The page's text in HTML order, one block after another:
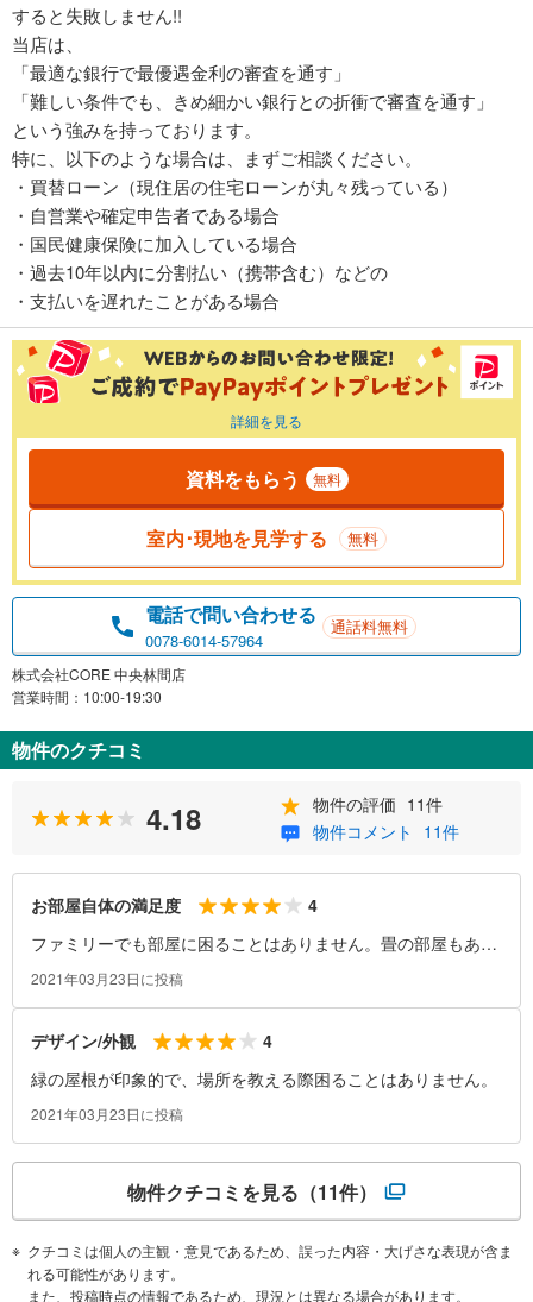
すると失敗しません!!
当店は、
「最適な銀行で最優遇金利の審査を通す」
「難しい条件でも、きめ細かい銀行との折衝で審査を通す」
という強みを持っております。
特に、以下のような場合は、まずご相談ください。
・買替ローン（現住居の住宅ローンが丸々残っている）
・自営業や確定申告者である場合
・国民健康保険に加入している場合
・過去10年以内に分割払い（携帯含む）などの
・支払いを遅れたことがある場合
詳細を見る
資料をもらう 無料
室内･現地を見学する 無料
電話で問い合わせる
0078-6014-57964
通話料無料
株式会社CORE 中央林間店
営業時間：10:00-19:30
物件のクチコミ
4.18 物件の評価 11件
物件コメント
11件
お部屋自体の満足度
4
ファミリーでも部屋に困ることはありません。畳の部屋もあり
ます。
2021年03月23日に投稿
デザイン/外観
4
緑の屋根が印象的で、場所を教える際困ることはありません。
2021年03月23日に投稿
物件クチコミを見る （11件）
クチコミは個人の主観・意見であるため、誤った内容・大げさな表現が含ま
れる可能性があります。
また、投稿時点の情報であるため、現況とは異なる場合があります。